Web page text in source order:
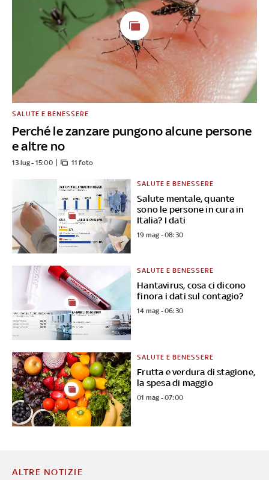
Perché le zanzare pungono alcune persone
e altre no
SALUTE E BENESSERE
13 lug - 15:00 11 foto
Salute mentale, quante
sono le persone in cura in
Italia? I dati
SALUTE E BENESSERE
19 mag - 08:30
Hantavirus, cosa ci dicono
finora i dati sul contagio?
SALUTE E BENESSERE
14 mag - 06:30
Frutta e verdura di stagione,
la spesa di maggio
SALUTE E BENESSERE
01 mag - 07:00
ALTRE NOTIZIE